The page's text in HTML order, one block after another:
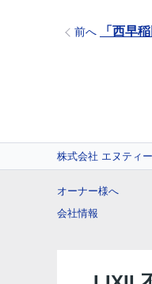
前へ
株式会社 エヌティ
オーナー様へ
会社情報